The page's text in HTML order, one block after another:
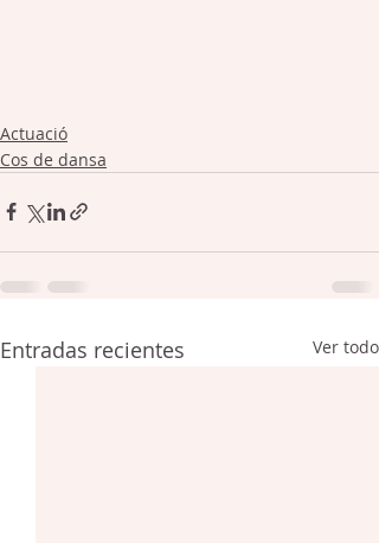
Actuació
Cos de dansa
Entradas recientes Ver todo